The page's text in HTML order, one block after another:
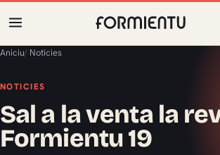
Aniciu/ Noticies
NOTICIES
Sal a la venta la
Formientu 19